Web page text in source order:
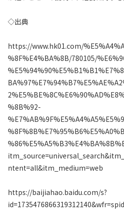
◇出典
https://www.hk01.com/
%8F%E4%BA%8B/780105/
%8B%92-
ntent=all&itm_medium=web
https://baijiahao.baidu.com/s?